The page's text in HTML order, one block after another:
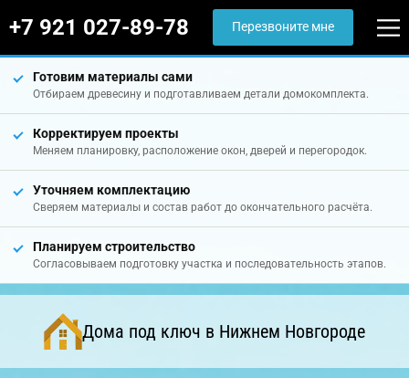
+7 921 027-89-78 Перезвоните мне
Готовим материалы сами
Отбираем древесину и подготавливаем детали домокомплекта.
Корректируем проекты
Меняем планировку, расположение окон, дверей и перегородок.
Уточняем комплектацию
Сверяем материалы и состав работ до окончательного расчёта.
Планируем строительство
Согласовываем подготовку участка и последовательность этапов.
Дома под ключ в Нижнем Новгороде